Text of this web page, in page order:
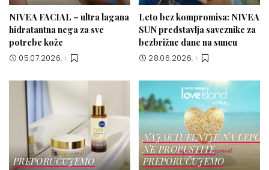
NIVEA FACIAL – ultra lagana
hidratantna nega za sve
potrebe kože
05.07.2026.
Leto bez kompromisa: NIVEA
SUN predstavlja saveznike za
bezbrižne dane na suncu
28.06.2026.
PREPORUČUJEMO
NAJAKTUELNIJE NA
NE PROPUSTITE
PREPORUČUJEMO